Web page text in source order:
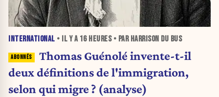
INTERNATIONAL • IL Y A 16 HEURES• PAR HARRISON DU BUS
Thomas Guénolé invente-t-il
deux définitions de l'immigration,
selon qui migre ? (analyse)